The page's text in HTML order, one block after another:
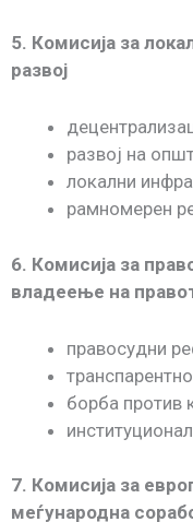
5. Комисија за
развој
развој на
локални
рамномерен
6. Комисија за
владеење на
правосудни
борба против
7. Комисија за
меѓународна